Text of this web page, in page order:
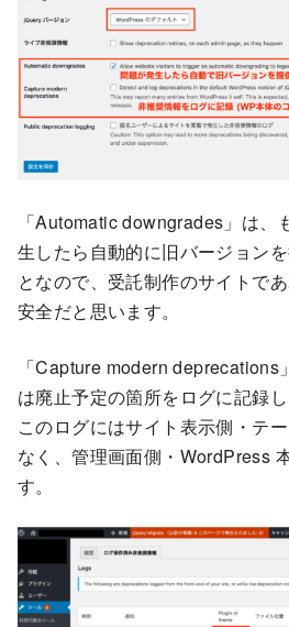
「Automatic downgrades」は、
生したら自動的に旧バージョン
となので、受託制作のサイトで
安全だと思います。
「Capture modern deprecations
は廃止予定の箇所をログに記録し
このログにはサイト表示側・テ
なく、管理画面側・WordPress
す。